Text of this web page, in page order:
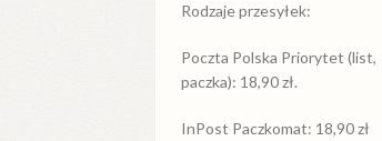
Rodzaje przesyłek:
Poczta Polska Priorytet (list,
paczka): 18,90 zł.
InPost Paczkomat: 18,90 zł